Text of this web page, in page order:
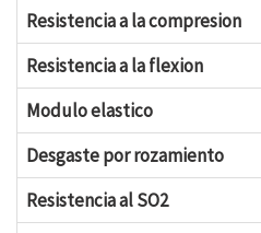
Resistencia a la compresion
Resistencia a la flexion
Modulo elastico
Desgaste por rozamiento
Resistencia al SO2